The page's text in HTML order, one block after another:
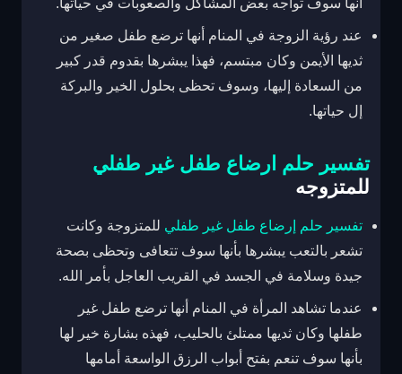
عند رؤية الزوجة في المنام أنها ترضع طفل صغير من
ثديها الأيمن وكان مبتسم، فهذا يبشرها بقدوم قدر كبير
من السعادة إليها، وسوف تحظى بحلول الخير والبركة
إل حياتها.
تفسير حلم ارضاع طفل غير طفلي
للمتزوجه
تفسير حلم إرضاع طفل غير طفلي للمتزوجة وكانت
تشعر بالتعب يبشرها بأنها سوف تتعافى وتحظى بصحة
جيدة وسلامة في الجسد في القريب العاجل بأمر الله.
عندما تشاهد المرأة في المنام أنها ترضع طفل غير
طفلها وكان ثديها ممتلئ بالحليب، فهذه بشارة خير لها
بأنها سوف تنعم بفتح أبواب الرزق الواسعة أمامها